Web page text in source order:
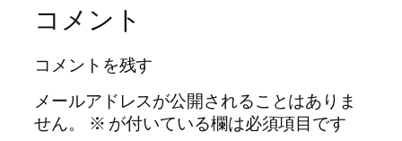
コメント
コメントを残す
メールアドレスが公開されることはありま
せん。
※ が付いている欄は必須項目です